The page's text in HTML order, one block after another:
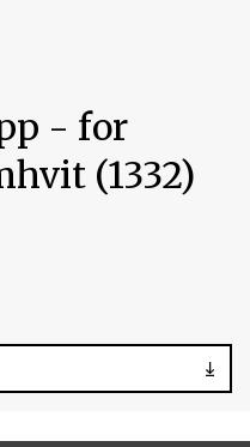
- for
(1332)